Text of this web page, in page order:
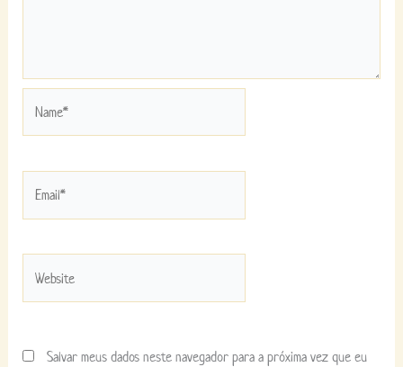
Salvar meus dados neste navegador para a próxima vez que eu